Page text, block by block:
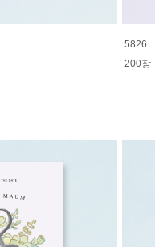
5826